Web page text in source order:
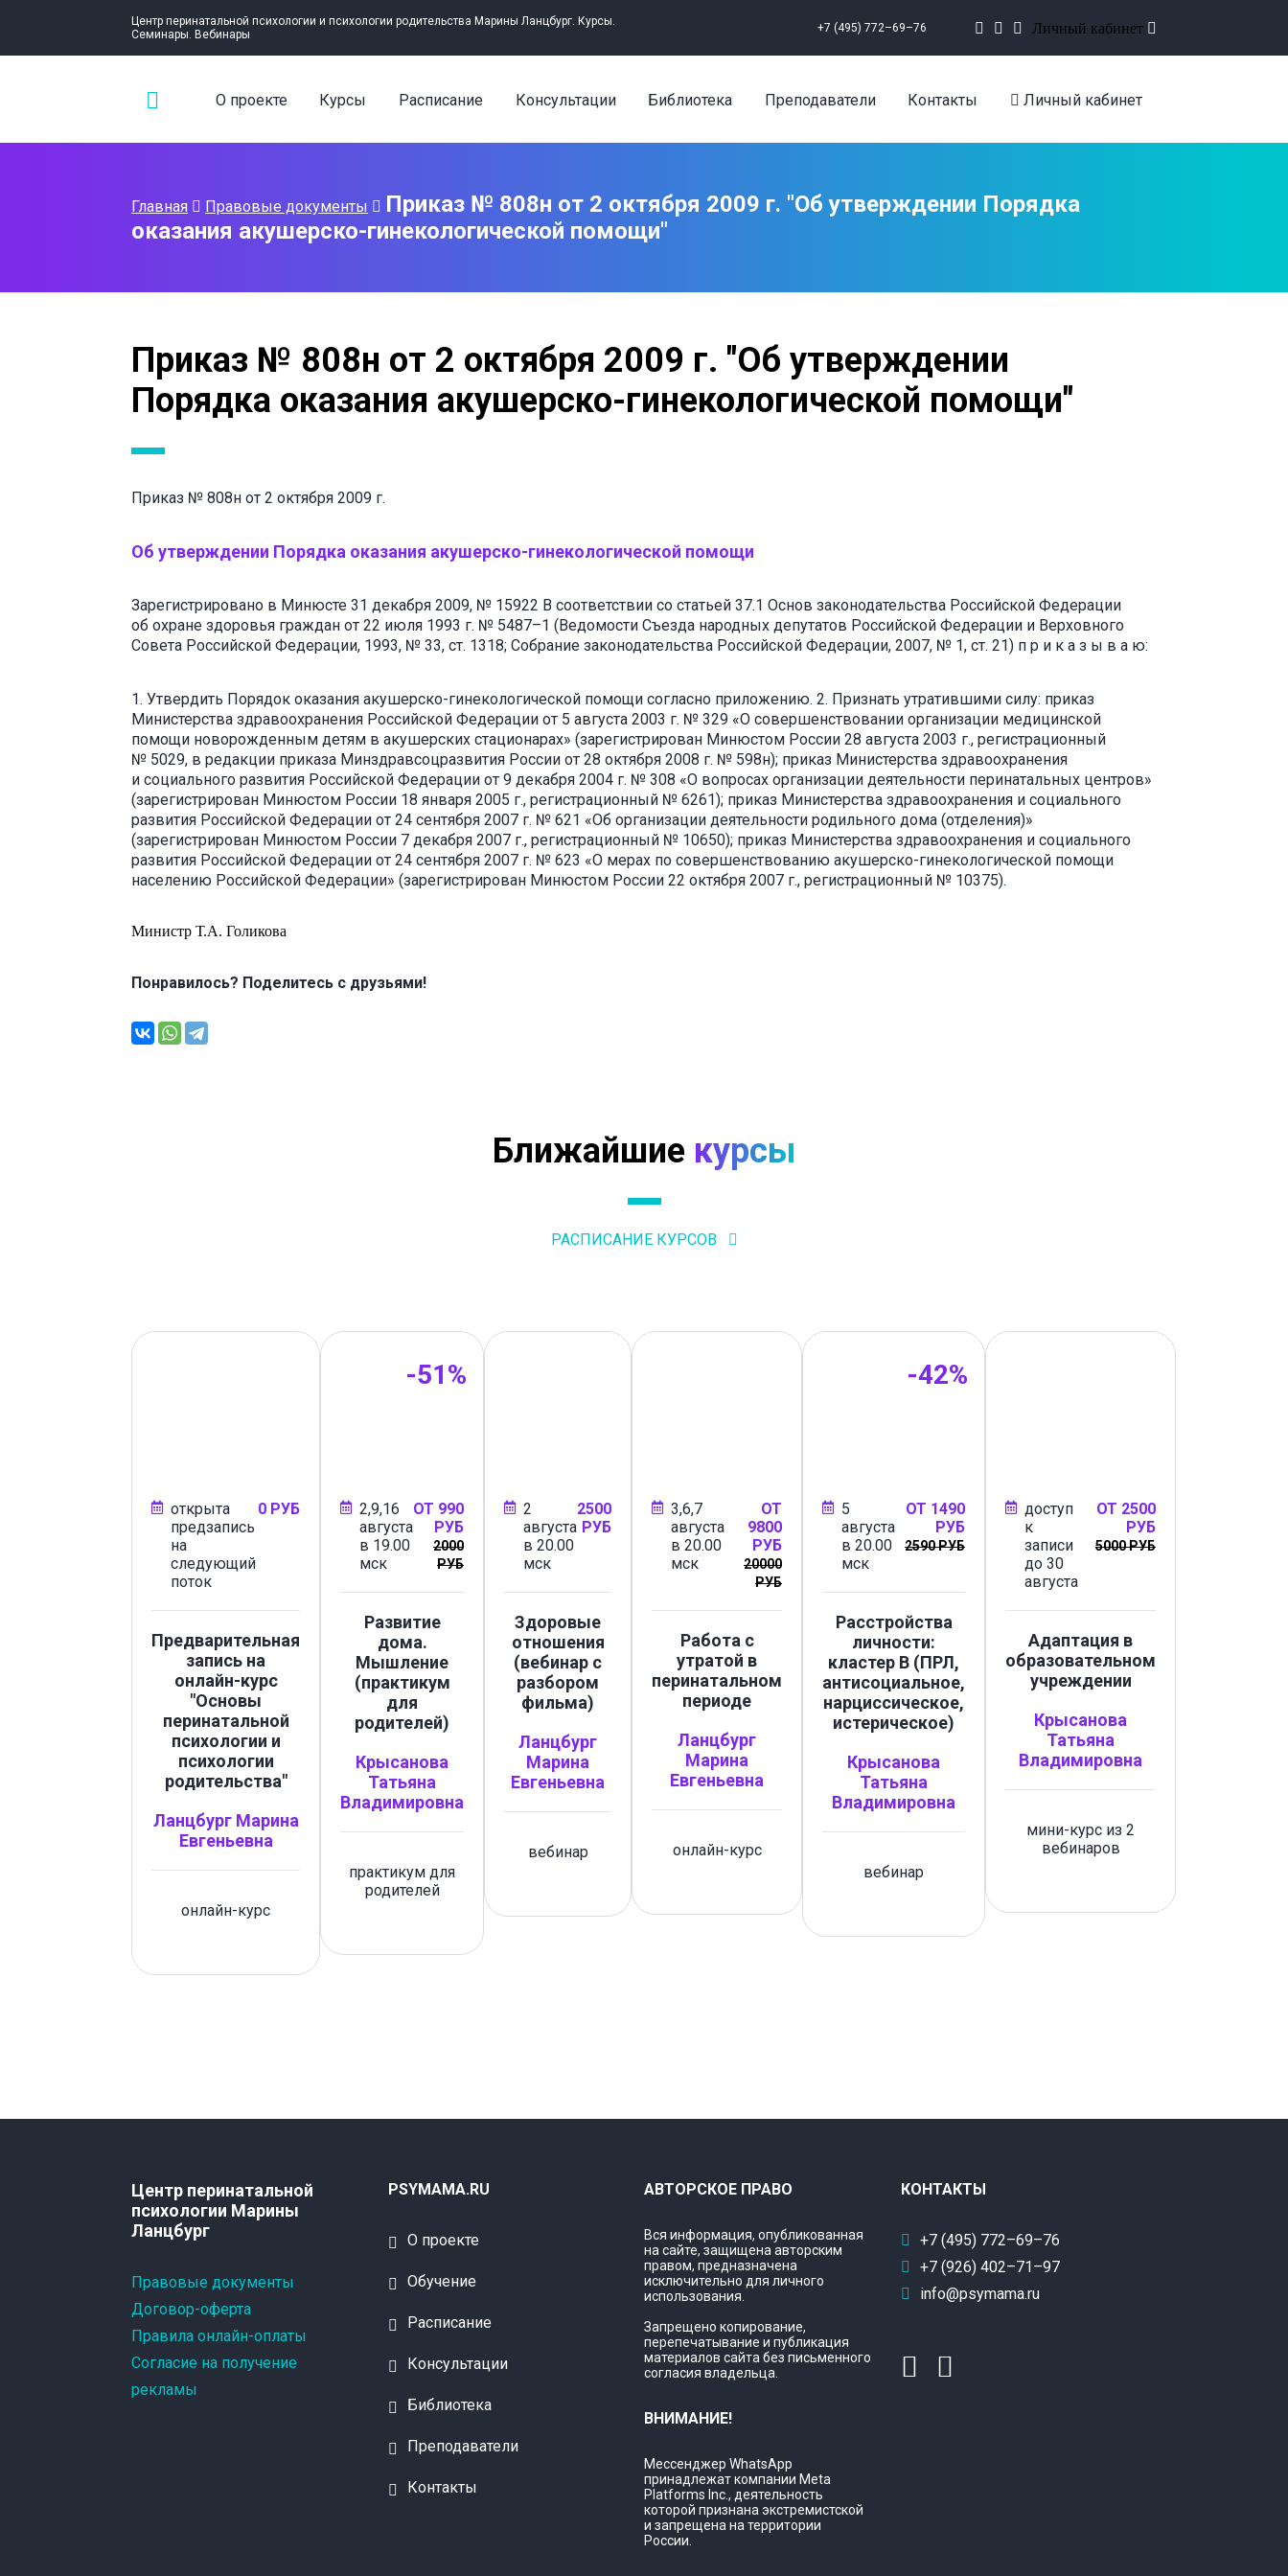
Центр перинатальной психологии и психологии родительства Марины Ланцбург. Курсы.
Семинары. Вебинары
+7 (495) 772–69–76 Личный кабинет
О проекте Курсы Расписание Консультации Библиотека Преподаватели Контакты Личный кабинет
Главная Правовые документы
Приказ № 808н от 2 октября 2009 г. "Об утверждении Порядка
оказания акушерско-гинекологической помощи"
Приказ № 808н от 2 октября 2009 г. "Об утверждении
Порядка оказания акушерско-гинекологической помощи"
Приказ № 808н от 2 октября 2009 г.
Об утверждении Порядка оказания акушерско-гинекологической помощи
Зарегистрировано в Минюсте 31 декабря 2009, № 15922 В соответствии со статьей 37.1 Основ законодательства Российской Федерации
об охране здоровья граждан от 22 июля 1993 г. № 5487–1 (Ведомости Съезда народных депутатов Российской Федерации и Верховного
Совета Российской Федерации, 1993, № 33, ст. 1318; Собрание законодательства Российской Федерации, 2007, № 1, ст. 21) п р и к а з ы в а ю:
1. Утвердить Порядок оказания акушерско-гинекологической помощи согласно приложению. 2. Признать утратившими силу: приказ
Министерства здравоохранения Российской Федерации от 5 августа 2003 г. № 329 «О совершенствовании организации медицинской
помощи новорожденным детям в акушерских стационарах» (зарегистрирован Минюстом России 28 августа 2003 г., регистрационный
№ 5029, в редакции приказа Минздравсоцразвития России от 28 октября 2008 г. № 598н); приказ Министерства здравоохранения
и социального развития Российской Федерации от 9 декабря 2004 г. № 308 «О вопросах организации деятельности перинатальных центров»
(зарегистрирован Минюстом России 18 января 2005 г., регистрационный № 6261); приказ Министерства здравоохранения и социального
развития Российской Федерации от 24 сентября 2007 г. № 621 «Об организации деятельности родильного дома (отделения)»
(зарегистрирован Минюстом России 7 декабря 2007 г., регистрационный № 10650); приказ Министерства здравоохранения и социального
развития Российской Федерации от 24 сентября 2007 г. № 623 «О мерах по совершенствованию акушерско-гинекологической помощи
населению Российской Федерации» (зарегистрирован Минюстом России 22 октября 2007 г., регистрационный № 10375).
Министр Т.А. Голикова
Понравилось? Поделитесь с друзьями!
Ближайшие курсы
РАСПИСАНИЕ КУРСОВ
открыта
предзапись
на
следующий
поток
0 РУБ
Предварительная
запись на
онлайн-курс
"Основы
перинатальной
психологии и
психологии
родительства"
Ланцбург Марина
Евгеньевна
онлайн-курс
2,9,16
августа
в 19.00
мск
ОТ 990
РУБ
2000
РУБ
-51%
Развитие
дома.
Мышление
(практикум
для
родителей)
Крысанова
Татьяна
Владимировна
практикум для
родителей
2
августа
в 20.00
мск
2500
РУБ
Здоровые
отношения
(вебинар с
разбором
фильма)
Ланцбург
Марина
Евгеньевна
вебинар
3,6,7
августа
в 20.00
мск
ОТ
9800
РУБ
20000
РУБ
Работа с
утратой в
перинатальном
периоде
Ланцбург
Марина
Евгеньевна
онлайн-курс
5
августа
в 20.00
мск
ОТ 1490
РУБ
2590 РУБ
-42%
Расстройства
личности:
кластер B (ПРЛ,
антисоциальное,
нарциссическое,
истерическое)
Крысанова
Татьяна
Владимировна
вебинар
доступ
к
записи
до 30
августа
ОТ 2500
РУБ
5000 РУБ
Адаптация в
образовательном
учреждении
Крысанова
Татьяна
Владимировна
мини-курс из 2
вебинаров
Центр перинатальной
психологии Марины
Ланцбург
Правовые документы
Договор-оферта
Правила онлайн-оплаты
Согласие на получение
рекламы
PSYMAMA.RU
О проекте
Обучение
Расписание
Консультации
Библиотека
Преподаватели
Контакты
АВТОРСКОЕ ПРАВО
Вся информация, опубликованная
на сайте, защищена авторским
правом, предназначена
исключительно для личного
использования.
Запрещено копирование,
перепечатывание и публикация
материалов сайта без письменного
согласия владельца.
ВНИМАНИЕ!
Мессенджер WhatsApp
принадлежат компании Meta
Platforms Inc., деятельность
которой признана экстремистской
и запрещена на территории
России.
КОНТАКТЫ
+7 (495) 772–69–76
+7 (926) 402–71–97
info@psymama.ru